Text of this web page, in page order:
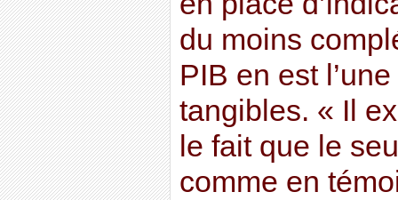
du moins
PIB en est
tangibles. « Il
le fait que le
comme en